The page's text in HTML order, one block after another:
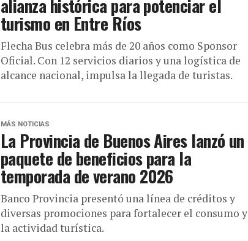
alianza histórica para potenciar el
turismo en Entre Ríos
Flecha Bus celebra más de 20 años como Sponsor
Oficial. Con 12 servicios diarios y una logística de
alcance nacional, impulsa la llegada de turistas.
MÁS NOTICIAS
La Provincia de Buenos Aires lanzó un
paquete de beneficios para la
temporada de verano 2026
Banco Provincia presentó una línea de créditos y
diversas promociones para fortalecer el consumo y
la actividad turística.